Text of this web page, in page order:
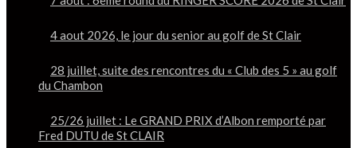
4 aout 2026, le jour du senior au golf de St Clair
28 juillet, suite des rencontres du « Club des 5 » au golf
du Chambon
25/26 juillet : Le GRAND PRIX d’Albon remporté par
Fred DUTU de St CLAIR